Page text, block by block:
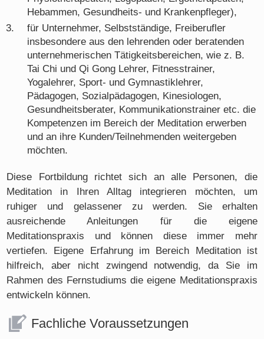
Hebammen, Gesundheits- und Krankenpfleger),
für Unternehmer, Selbstständige, Freiberufler
insbesondere aus den lehrenden oder beratenden
unternehmerischen Tätigkeitsbereichen, wie z. B.
Tai Chi und Qi Gong Lehrer, Fitnesstrainer,
Yogalehrer, Sport- und Gymnastiklehrer,
Pädagogen, Sozialpädagogen, Kinesiologen,
Gesundheitsberater, Kommunikationstrainer etc. die
Kompetenzen im Bereich der Meditation erwerben
und an ihre Kunden/Teilnehmenden weitergeben
möchten.
Diese Fortbildung richtet sich an alle Personen, die
Meditation in Ihren Alltag integrieren möchten, um
ruhiger und gelassener zu werden. Sie erhalten
ausreichende Anleitungen für die eigene
Meditationspraxis und können diese immer mehr
vertiefen. Eigene Erfahrung im Bereich Meditation ist
hilfreich, aber nicht zwingend notwendig, da Sie im
Rahmen des Fernstudiums die eigene Meditationspraxis
entwickeln können.
Fachliche Voraussetzungen